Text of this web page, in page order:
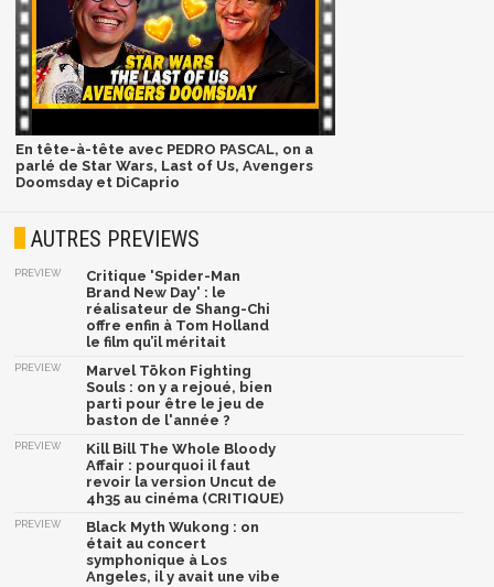
En tête-à-tête avec PEDRO PASCAL, on a
parlé de Star Wars, Last of Us, Avengers
Doomsday et DiCaprio
AUTRES PREVIEWS
PREVIEW
Critique 'Spider-Man
Brand New Day' : le
réalisateur de Shang-Chi
offre enfin à Tom Holland
le film qu’il méritait
PREVIEW
Marvel Tōkon Fighting
Souls : on y a rejoué, bien
parti pour être le jeu de
baston de l'année ?
PREVIEW
Kill Bill The Whole Bloody
Affair : pourquoi il faut
revoir la version Uncut de
4h35 au cinéma (CRITIQUE)
PREVIEW
Black Myth Wukong : on
était au concert
symphonique à Los
Angeles, il y avait une vibe